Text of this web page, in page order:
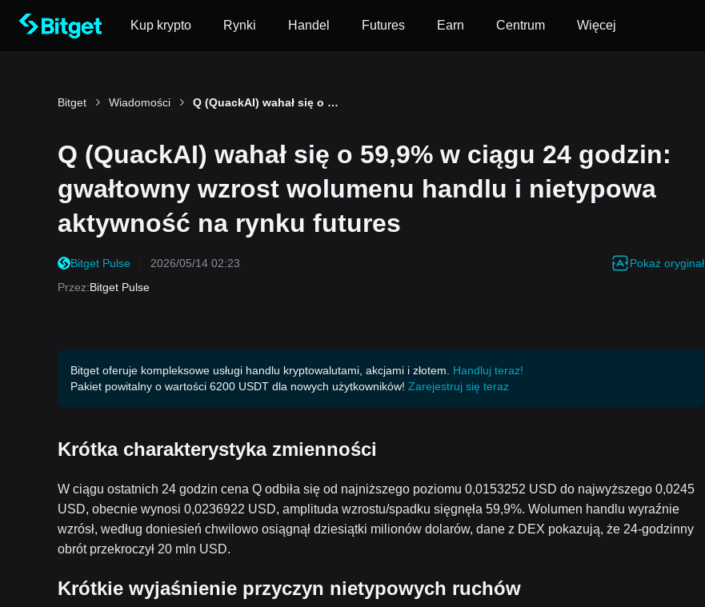
Kup krypto Rynki Handel Futures Earn Centrum Więcej
Bitget Wiadomości Q (QuackAI) wahał się o 59,9% w ciągu 24 godzin: gwałtowny wzrost wolumenu handlu i nietypowa aktywność na rynku futures
Q (QuackAI) wahał się o 59,9% w ciągu 24 godzin:
gwałtowny wzrost wolumenu handlu i nietypowa
aktywność na rynku futures
Bitget Pulse 2026/05/14 02:23
Pokaż oryginał
Przez:Bitget Pulse
Bitget oferuje kompleksowe usługi handlu kryptowalutami, akcjami i złotem.
Handluj teraz!
Pakiet powitalny o wartości 6200 USDT dla nowych użytkowników! Zarejestruj się teraz
Krótka charakterystyka zmienności
W ciągu ostatnich 24 godzin cena Q odbiła się od najniższego poziomu 0,0153252 USD do najwyższego 0,0245
USD, obecnie wynosi 0,0236922 USD, amplituda wzrostu/spadku sięgnęła 59,9%. Wolumen handlu wyraźnie
wzrósł, według doniesień chwilowo osiągnął dziesiątki milionów dolarów, dane z DEX pokazują, że 24-godzinny
obrót przekroczył 20 mln USD.
Krótkie wyjaśnienie przyczyn nietypowych ruchów